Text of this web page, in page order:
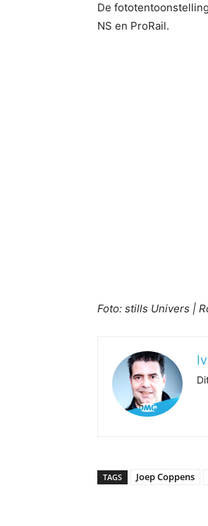
De
NS en ProRail.
Foto: stills Univers |
TAGS Joep Coppens